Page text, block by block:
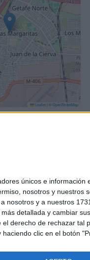
únicos e información
nosotros y nuestros
nosotros y a nuestros
detallada y cambiar
derecho de rechazar tal
clic en el botón
Leaflet © OpenStreetMap
2767